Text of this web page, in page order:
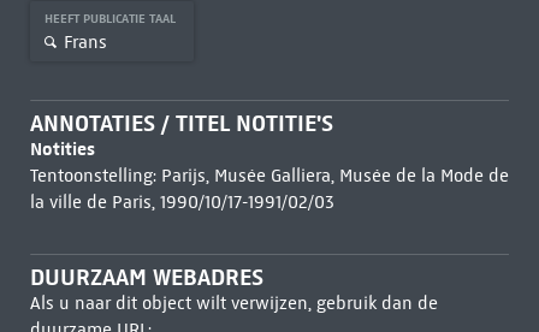
HEEFT PUBLICATIE TAAL
Frans
ANNOTATIES / TITEL NOTITIE'S
Notities
Tentoonstelling: Parijs, Musée Galliera, Musée de la Mode de
la ville de Paris, 1990/10/17-1991/02/03
DUURZAAM WEBADRES
Als u naar dit object wilt verwijzen, gebruik dan de